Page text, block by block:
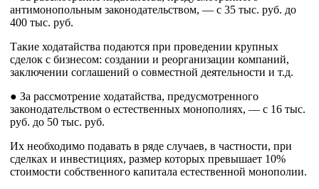
антимонопольным законодательством, — с 35 тыс. руб. до
400 тыс. руб.
Такие ходатайства подаются при проведении крупных
сделок с бизнесом: создании и реорганизации компаний,
заключении соглашений о совместной деятельности и т.д.
● За рассмотрение ходатайства, предусмотренного
законодательством о естественных монополиях, — с 16 тыс.
руб. до 50 тыс. руб.
Их необходимо подавать в ряде случаев, в частности, при
сделках и инвестициях, размер которых превышает 10%
стоимости собственного капитала естественной монополии.